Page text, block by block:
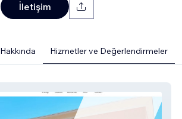
İletişim
Hakkında Hizmetler ve Değerlendirmeler